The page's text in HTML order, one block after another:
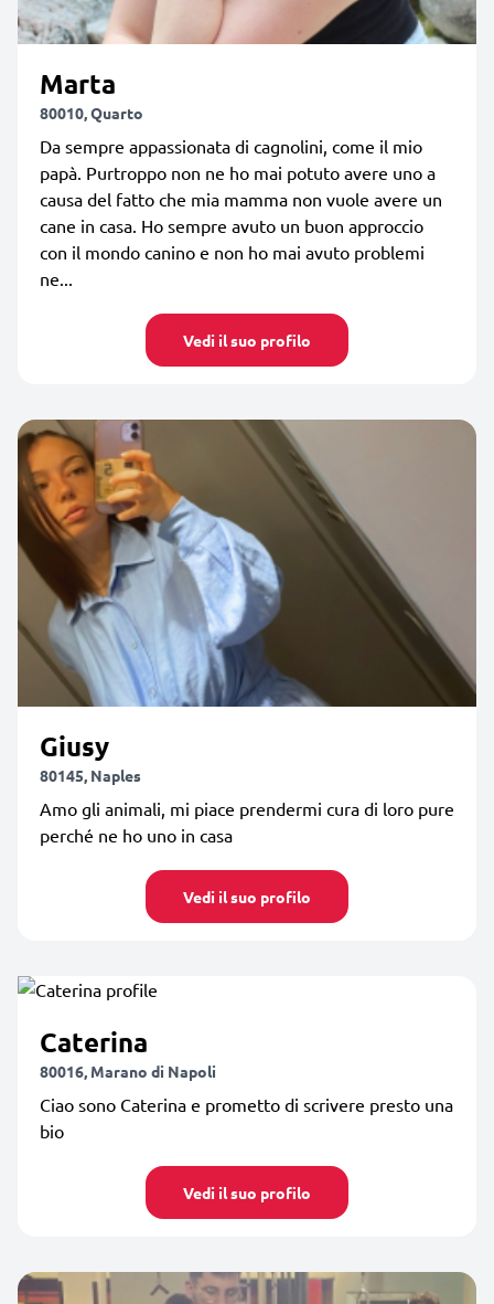
Marta
80010, Quarto
Da sempre appassionata di cagnolini, come il mio
papà. Purtroppo non ne ho mai potuto avere uno a
causa del fatto che mia mamma non vuole avere un
cane in casa. Ho sempre avuto un buon approccio
con il mondo canino e non ho mai avuto problemi
ne...
Vedi il suo profilo
Giusy
80145, Naples
Amo gli animali, mi piace prendermi cura di loro pure
perché ne ho uno in casa
Vedi il suo profilo
Caterina
80016, Marano di Napoli
Ciao sono Caterina e prometto di scrivere presto una
bio
Vedi il suo profilo